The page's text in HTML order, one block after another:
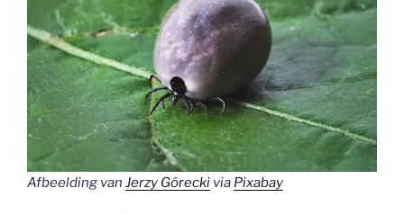
Afbeelding van Jerzy Górecki via Pixabay